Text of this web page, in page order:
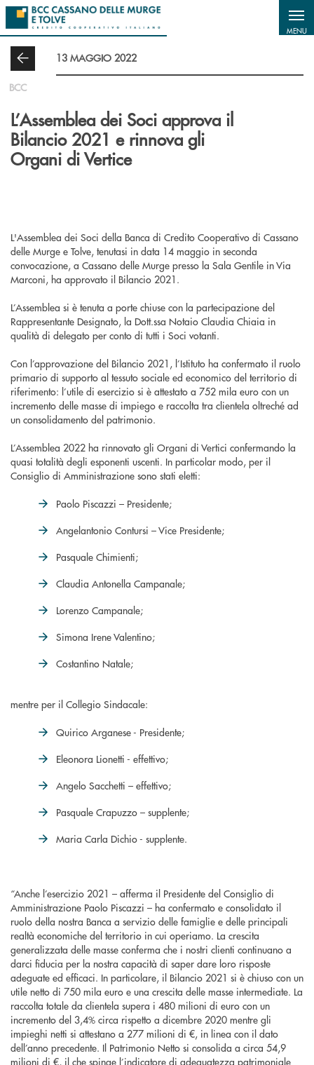
Salta al contenuto principale
MENU
13 MAGGIO 2022
BCC
L’Assemblea dei Soci approva il
Bilancio 2021 e rinnova gli
Organi di Vertice
L'Assemblea dei Soci della Banca di Credito Cooperativo di Cassano
delle Murge e Tolve, tenutasi in data 14 maggio in seconda
convocazione, a Cassano delle Murge presso la Sala Gentile in Via
Marconi, ha approvato il Bilancio 2021.
L’Assemblea si è tenuta a porte chiuse con la partecipazione del
Rappresentante Designato, la Dott.ssa Notaio Claudia Chiaia in
qualità di delegato per conto di tutti i Soci votanti.
Con l’approvazione del Bilancio 2021, l’Istituto ha confermato il ruolo
primario di supporto al tessuto sociale ed economico del territorio di
riferimento: l’utile di esercizio si è attestato a 752 mila euro con un
incremento delle masse di impiego e raccolta tra clientela oltreché ad
un consolidamento del patrimonio.
L’Assemblea 2022 ha rinnovato gli Organi di Vertici confermando la
quasi totalità degli esponenti uscenti. In particolar modo, per il
Consiglio di Amministrazione sono stati eletti:
Paolo Piscazzi – Presidente;
Angelantonio Contursi – Vice Presidente;
Pasquale Chimienti;
Claudia Antonella Campanale;
Lorenzo Campanale;
Simona Irene Valentino;
Costantino Natale;
mentre per il Collegio Sindacale:
Quirico Arganese - Presidente;
Eleonora Lionetti - effettivo;
Angelo Sacchetti – effettivo;
Pasquale Crapuzzo – supplente;
Maria Carla Dichio - supplente.
“Anche l’esercizio 2021 – afferma il Presidente del Consiglio di
Amministrazione Paolo Piscazzi – ha confermato e consolidato il
ruolo della nostra Banca a servizio delle famiglie e delle principali
realtà economiche del territorio in cui operiamo. La crescita
generalizzata delle masse conferma che i nostri clienti continuano a
darci fiducia per la nostra capacità di saper dare loro risposte
adeguate ed efficaci. In particolare, il Bilancio 2021 si è chiuso con un
utile netto di 750 mila euro e una crescita delle masse intermediate. La
raccolta totale da clientela supera i 480 milioni di euro con un
incremento del 3,4% circa rispetto a dicembre 2020 mentre gli
impieghi netti si attestano a 277 milioni di €, in linea con il dato
dell’anno precedente. Il Patrimonio Netto si consolida a circa 54,9
milioni di €, il che spinge l’indicatore di adeguatezza patrimoniale